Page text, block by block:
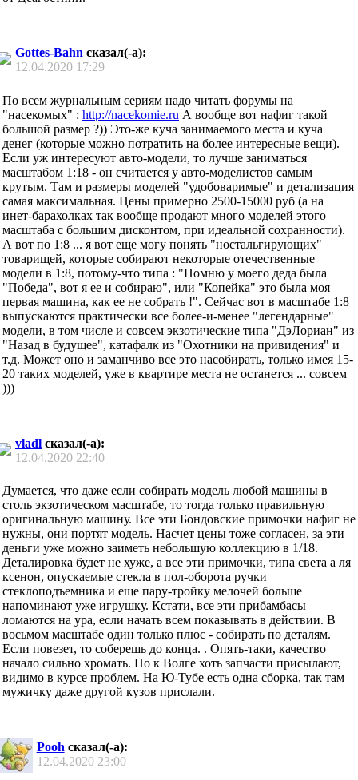
Gottes-Bahn сказал(-а):
12.04.2020 17:29
По всем журнальным сериям надо читать форумы на
"насекомых" : http://nacekomie.ru А вообще вот нафиг такой
большой размер ?)) Это-же куча занимаемого места и куча
денег (которые можно потратить на более интересные вещи).
Если уж интересуют авто-модели, то лучше заниматься
масштабом 1:18 - он считается у авто-моделистов самым
крутым. Там и размеры моделей "удобоваримые" и детализация
самая максимальная. Цены примерно 2500-15000 руб (а на
инет-барахолках так вообще продают много моделей этого
масштаба с большим дисконтом, при идеальной сохранности).
А вот по 1:8 ... я вот еще могу понять "ностальгирующих"
товарищей, которые собирают некоторые отечественные
модели в 1:8, потому-что типа : "Помню у моего деда была
"Победа", вот я ее и собираю", или "Копейка" это была моя
первая машина, как ее не собрать !". Сейчас вот в масштабе 1:8
выпускаются практически все более-и-менее "легендарные"
модели, в том числе и совсем экзотические типа "ДэЛориан" из
"Назад в будущее", катафалк из "Охотники на привидения" и
т.д. Может оно и заманчиво все это насобирать, только имея 15-
20 таких моделей, уже в квартире места не останется ... совсем
)))
vladl сказал(-а):
12.04.2020 22:40
Думается, что даже если собирать модель любой машины в
столь экзотическом масштабе, то тогда только правильную
оригинальную машину. Все эти Бондовские примочки нафиг не
нужны, они портят модель. Насчет цены тоже согласен, за эти
деньги уже можно заиметь небольшую коллекцию в 1/18.
Деталировка будет не хуже, а все эти примочки, типа света а ля
ксенон, опускаемые стекла в пол-оборота ручки
стеклоподъемника и еще пару-тройку мелочей больше
напоминают уже игрушку. Кстати, все эти прибамбасы
ломаются на ура, если начать всем показывать в действии. В
восьмом масштабе один только плюс - собирать по деталям.
Если повезет, то соберешь до конца. . Опять-таки, качество
начало сильно хромать. Но к Волге хоть запчасти присылают,
видимо в курсе проблем. На Ю-Тубе есть одна сборка, так там
мужичку даже другой кузов прислали.
Pooh сказал(-а):
12.04.2020 23:00